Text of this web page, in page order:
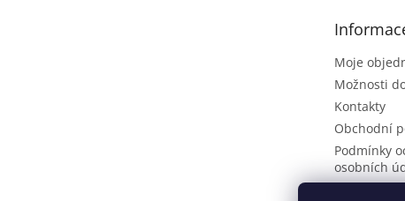
Moje
Možnosti
Kontakty
Obchodní
Podmínky
osobních